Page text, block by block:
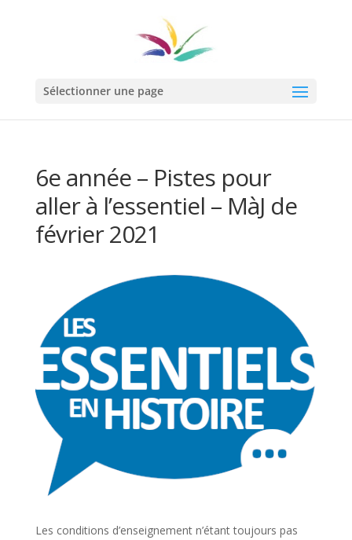
Sélectionner une page
6e année – Pistes pour
aller à l’essentiel – MàJ de
février 2021
Les conditions d’enseignement n’étant toujours pas